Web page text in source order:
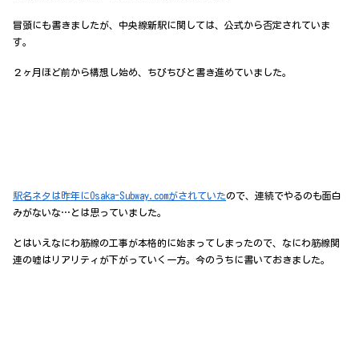
冒頭にも書きましたが、中央線新駅に関しては、公式から否定されていま
す。
２ヶ月ほど前から構想し始め、ちびちびと書き進めていました。
駅名ネタは昨年にOsaka-Subway.comがされていたので、連続でやるのも面白
みがないな…とは思っていました。
とはいえなにわ筋線の工事が本格的に始まってしまったので、なにわ筋線関
連の嘘はリアリティが下がっていく一方。今のうちに書いておきました。